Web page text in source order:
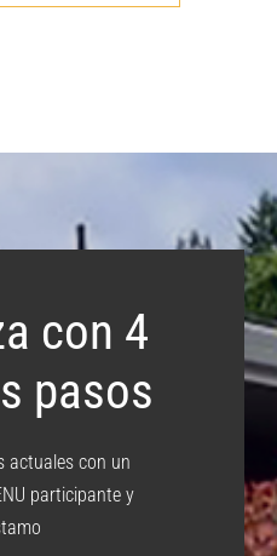
con 4
pasos
actuales con un
participante y